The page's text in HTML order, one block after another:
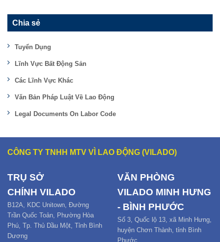
Chia sẻ
Tuyển Dụng
Lĩnh Vực Bất Động Sản
Các Lĩnh Vực Khác
Văn Bản Pháp Luật Về Lao Động
Legal Documents On Labor Code
CÔNG TY TNHH MTV VÌ LAO ĐỘNG (VILADO)
TRỤ SỞ
CHÍNH VILADO
B12A, KDC Unitown, Đường
Trần Quốc Toản, Phường Hòa
Phú, Tp. Thủ Dầu Một, Tỉnh Bình
Dương
VĂN PHÒNG
VILADO MINH HƯNG
- BÌNH PHƯỚC
Số 3, Quốc lộ 13, xã Minh Hưng,
huyện Chơn Thành, tỉnh Bình
Phước